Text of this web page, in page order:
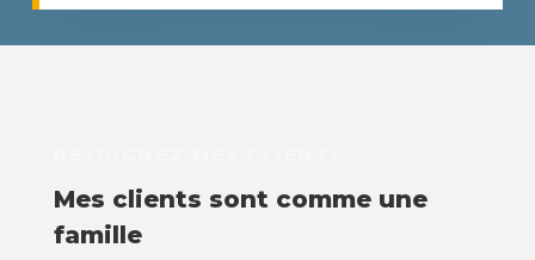
Mes clients sont comme une
famille